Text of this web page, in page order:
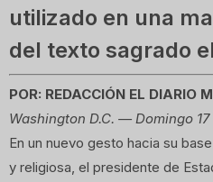
utilizado en una
del texto sagrado
POR: REDACCIÓN EL DIARIO
Washington D.C. — Domingo
En un nuevo gesto hacia su
y religiosa, el presidente de